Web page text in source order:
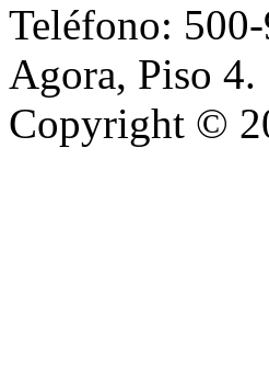
Teléfono:
Agora, Piso 4.
Copyright ©